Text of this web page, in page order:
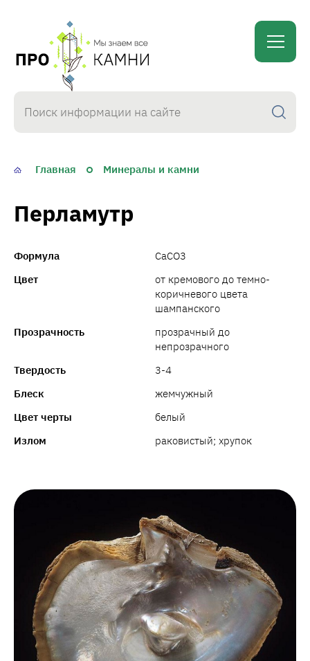
proKamni
Главная Минералы и камни
Перламутр
Формула
CaCO3
Цвет
от кремового до темно-
коричневого цвета
шампанского
Прозрачность
прозрачный до
непрозрачного
Твердость
3-4
Блеск
жемчужный
Цвет черты
белый
Излом
раковистый; хрупок